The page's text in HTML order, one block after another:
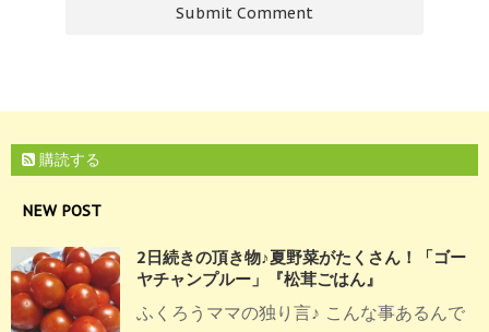
購読する
NEW POST
2日続きの頂き物♪夏野菜がたくさん！「ゴー
ヤチャンプルー」『松茸ごはん』
ふくろうママの独り言♪ こんな事あるんで